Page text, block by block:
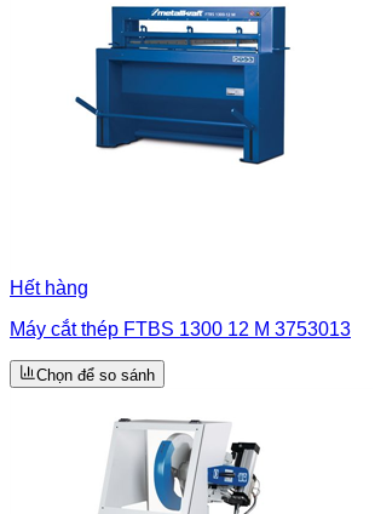
Hết hàng
Máy cắt thép FTBS 1300 12 M 3753013
Chọn để so sánh